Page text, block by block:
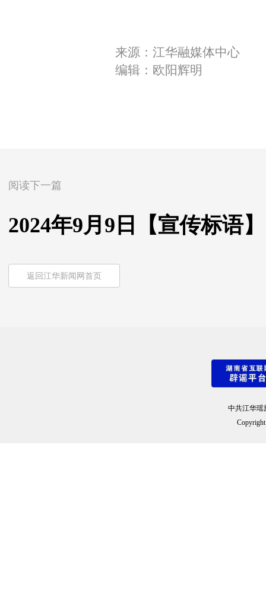
来源：江华融媒体中心
编辑：欧阳辉明
阅读下一篇
2024年9月9日【宣传标语】
返回江华新闻网首页
中共江华瑶